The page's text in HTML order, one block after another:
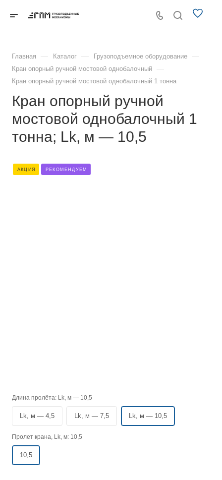
Главная — Каталог — Грузоподъемное оборудование —
Кран опорный ручной мостовой однобалочный —
Кран опорный ручной мостовой однобалочный 1 тонна
Кран опорный ручной
мостовой однобалочный 1
тонна; Lk, м — 10,5
АКЦИЯ РЕКОМЕНДУЕМ
Длина пролёта: Lk, м — 10,5
Lk, м — 4,5 Lk, м — 7,5 Lk, м — 10,5
Пролет крана, Lk, м: 10,5
10,5